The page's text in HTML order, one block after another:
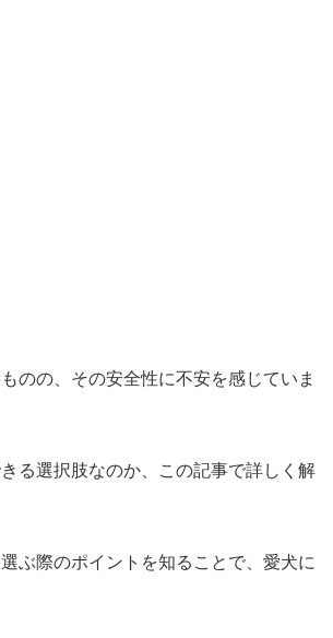
のの、その安全性に不安を感じていま
る選択肢なのか、この記事で詳しく解
ぶ際のポイントを知ることで、愛犬に